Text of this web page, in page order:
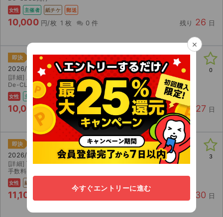
女性 主催者 紙チケ 郵送
10,000 円/枚 1 枚 0 件 残り 26 日
即決 舞台『京極の轍-京炎戦争編-』前編 東京公演
2026/09/03(木) 14:00 東京 新宿FACE
[詳細]
座席未定
De-CLUB先行
女性 主催者 紙チケ 郵送
10,000 円/枚 1 枚 0 件 残り 27 日
0
即決 舞台『京極の轍-京炎戦争編-』前編 東京公演
2026/09/06(日) 16:00 東京 新宿FACE
[詳細] 西2列1〜6番(De-CLUB先行)
手数料券を付けますので、払い戻しの際はご自身でお手続き下さい。
女性 紙チケ
11,100 30 日
3
×
今すぐエントリーに進む